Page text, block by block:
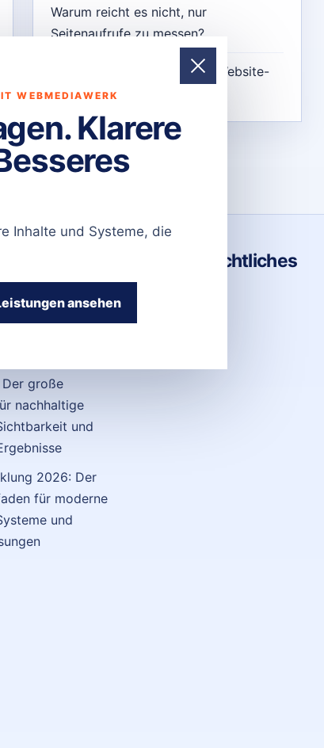
Warum reicht es nicht, nur
Seitenaufrufe zu messen?
Was ist eine Conversion im Website-
Tracking?
für Planung,
Der große
nachhaltige
und
2026: Der
für moderne
und
Seiten & Rechtliches
WEBMEDIAWERK
Klarere
Inhalte und Systeme, die
ansehen